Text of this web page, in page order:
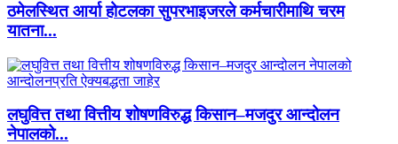
ठमेलस्थित आर्या होटलका सुपरभाइजरले कर्मचारीमाथि चरम
यातना...
लघुवित्त तथा वित्तीय शोषणविरुद्ध किसान–मजदुर आन्दोलन
नेपालको...